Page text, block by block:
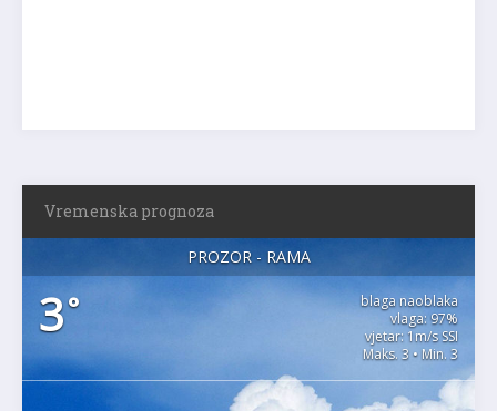
Vremenska prognoza
PROZOR - RAMA
3°
blaga naoblaka
vlaga: 97%
vjetar: 1m/s SSI
Maks. 3 • Min. 3